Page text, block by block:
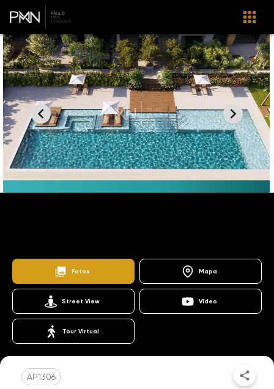
Fotos Mapa
Street View Vídeo
Tour Virtual
AP1306